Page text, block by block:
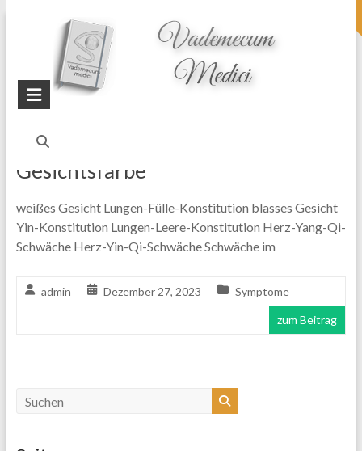
topheader
Startseite
Blog
blass
Gesichtsfarbe
weißes Gesicht Lungen-Fülle-Konstitution blasses Gesicht
Yin-Konstitution Lungen-Leere-Konstitution Herz-Yang-Qi-
Schwäche Herz-Yin-Qi-Schwäche Schwäche im
admin Dezember 27, 2023 Symptome
zum Beitrag